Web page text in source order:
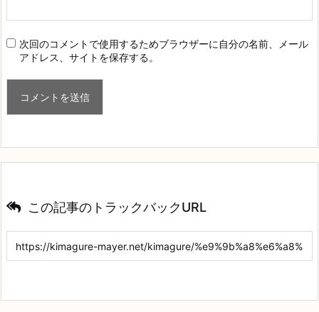
次回のコメントで使用するためブラウザーに自分の名前、メール
アドレス、サイトを保存する。
この記事のトラックバックURL